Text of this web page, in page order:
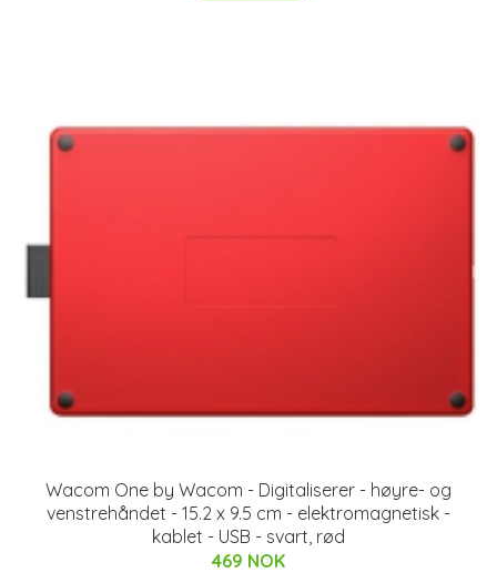
Wacom One by Wacom - Digitaliserer - høyre- og
venstrehåndet - 15.2 x 9.5 cm - elektromagnetisk -
kablet - USB - svart, rød
469 NOK